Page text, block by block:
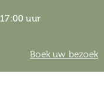
uur
Boek uw bezoek